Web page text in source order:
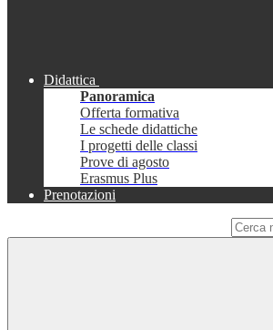
Didattica
Panoramica
Offerta formativa
Le schede didattiche
I progetti delle classi
Prove di agosto
Erasmus Plus
Prenotazioni